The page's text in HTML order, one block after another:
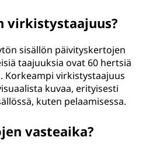
virkistystaajuus?
sisällön päivityskertojen
taajuuksia ovat 60 hertsiä
Korkeampi virkistystaajuus
kuvaa, erityisesti
kuten pelaamisessa.
vasteaika?